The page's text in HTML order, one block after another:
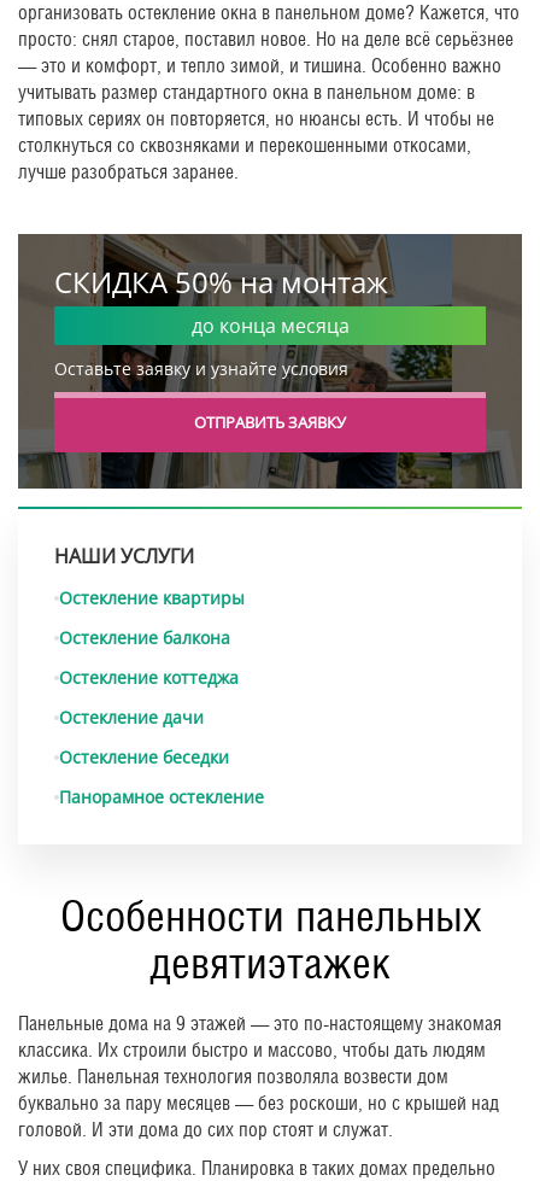
организовать остекление окна в панельном доме? Кажется, что
просто: снял старое, поставил новое. Но на деле всё серьёзнее
— это и комфорт, и тепло зимой, и тишина. Особенно важно
учитывать размер стандартного окна в панельном доме: в
типовых сериях он повторяется, но нюансы есть. И чтобы не
столкнуться со сквозняками и перекошенными откосами,
лучше разобраться заранее.
СКИДКА 50% на монтаж
до конца месяца
Оставьте заявку и узнайте условия
ОТПРАВИТЬ ЗАЯВКУ
НАШИ УСЛУГИ
Остекление квартиры
Остекление балкона
Остекление коттеджа
Остекление дачи
Остекление беседки
Панорамное остекление
Особенности панельных
девятиэтажек
Панельные дома на 9 этажей — это по-настоящему знакомая
классика. Их строили быстро и массово, чтобы дать людям
жилье. Панельная технология позволяла возвести дом
буквально за пару месяцев — без роскоши, но с крышей над
головой. И эти дома до сих пор стоят и служат.
У них своя специфика. Планировка в таких домах предельно